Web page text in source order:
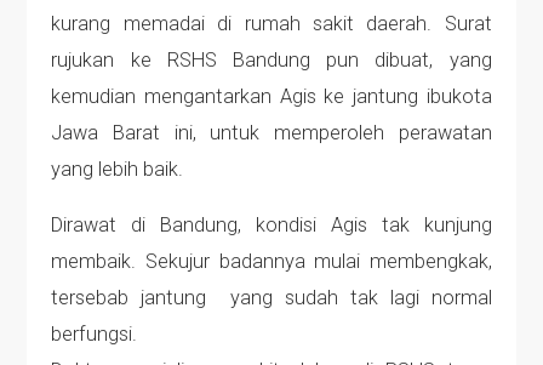
kurang memadai di rumah sakit daerah. Surat
rujukan ke RSHS Bandung pun dibuat, yang
kemudian mengantarkan Agis ke jantung ibukota
Jawa Barat ini, untuk memperoleh perawatan
yang lebih baik.
Dirawat di Bandung, kondisi Agis tak kunjung
membaik. Sekujur badannya mulai membengkak,
tersebab jantung yang sudah tak lagi normal
berfungsi.